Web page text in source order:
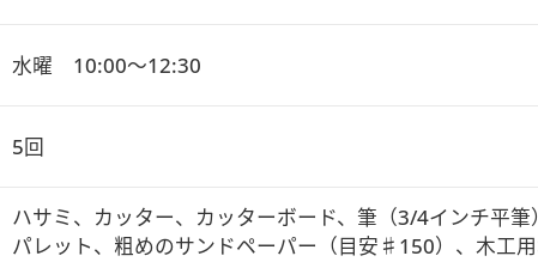
水曜　10:00～12:30
5回
ハサミ、カッター、カッターボード、筆（3/4インチ平
パレット、粗めのサンドペーパー（目安♯150）、木工